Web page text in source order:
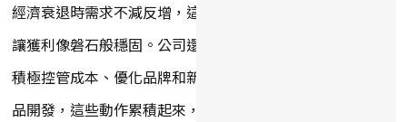
經濟衰退時需求不減反增，這
讓獲利像磐石般穩固。公司還
積極控管成本、優化品牌和新
品開發，這些動作累積起來，